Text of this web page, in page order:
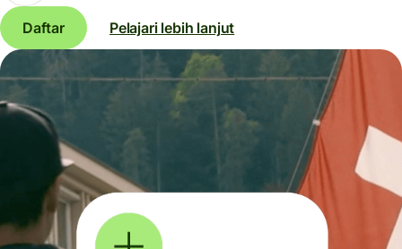
Daftar Pelajari lebih lanjut